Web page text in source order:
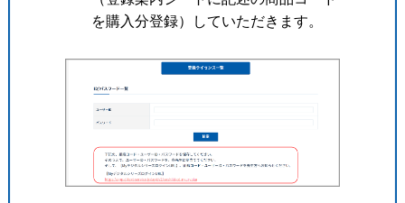
を購入分登録）していただきます。